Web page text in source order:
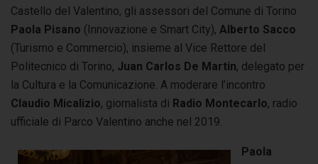
Castello del Valentino, gli assessori del Comune di Torino
Paola Pisano (Innovazione e Smart City), Alberto Sacco
(Turismo e Commercio), insieme al Vice Rettore del
Politecnico di Torino, Juan Carlos De Martin, delegato per
la Cultura e la Comunicazione. A moderare l’incontro
Claudio Micalizio, giornalista di Radio Montecarlo, radio
ufficiale di Parco Valentino anche nel 2019.
Paola